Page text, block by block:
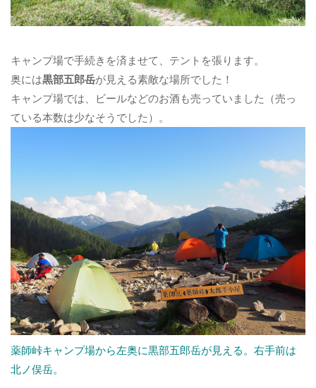
キャンプ場で手続きを済ませて、テントを張ります。
奥には黒部五郎岳が見える素敵な場所でした！
キャンプ場では、ビールなどのお酒も売っていました（売っ
ている本数は少なそうでした）。
薬師峠キャンプ場から左奥に黒部五郎岳が見える。右手前は
北ノ俣岳。